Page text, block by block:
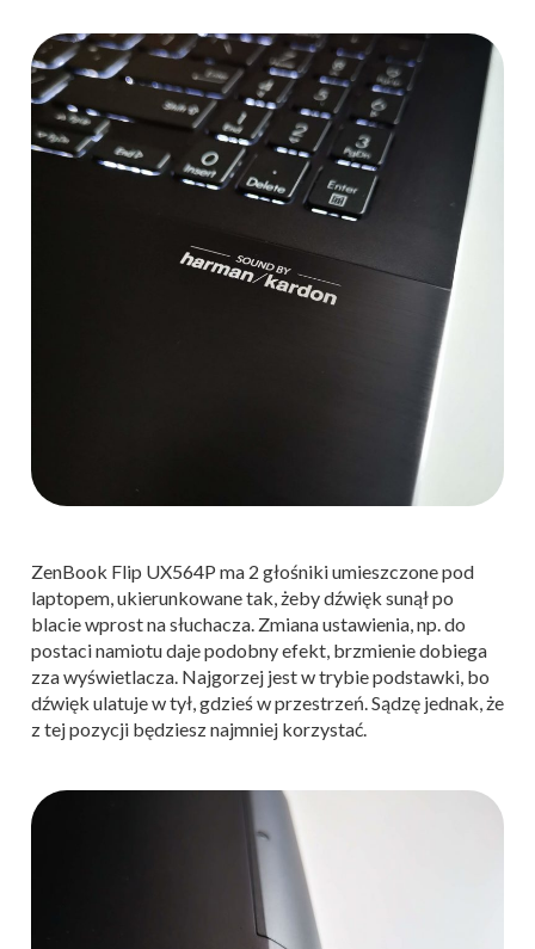
ZenBook Flip UX564P ma 2 głośniki umieszczone pod
laptopem, ukierunkowane tak, żeby dźwięk sunął po
blacie wprost na słuchacza. Zmiana ustawienia, np. do
postaci namiotu daje podobny efekt, brzmienie dobiega
zza wyświetlacza. Najgorzej jest w trybie podstawki, bo
dźwięk ulatuje w tył, gdzieś w przestrzeń. Sądzę jednak, że
z tej pozycji będziesz najmniej korzystać.